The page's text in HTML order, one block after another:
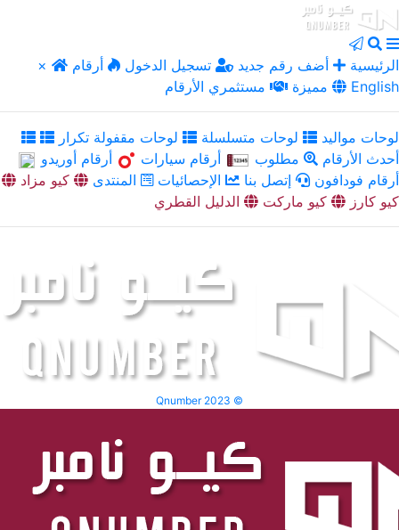
× الرئيسية أضف رقم جديد تسجيل الدخول
أرقام
مميزة
مستثمري الأرقام English
لوحات مواليد لوحات متسلسلة
لوحات مقفولة تكرار
أحدث الأرقام
مطلوب أرقام سيارات
أرقام أوريدو
أرقام فودافون
إتصل بنا الإحصائيات المنتدى
كيو مزاد
كيو كارز
كيو ماركت الدليل القطري
Qnumber 2023 ©